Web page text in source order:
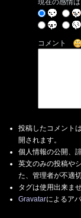
コメント
投稿したコメント
開されます。
個人情報の公開、
英文のみの投稿や
た、管理者が不適
タグは使用出来ませ
Gravatarによるア